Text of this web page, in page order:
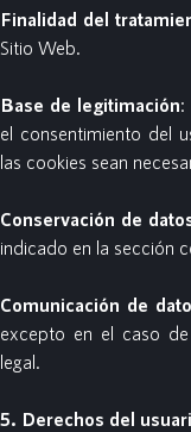
Finalidad del
Sitio Web.
Base de legitimación:
el consentimiento del
las cookies sean
Conservación de
indicado en la sección
Comunicación de
excepto en el caso
legal.
5. Derechos del